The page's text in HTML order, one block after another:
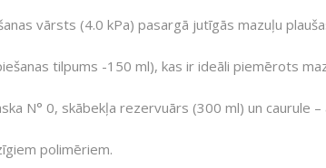
vārsts (4.0 kPa) pasargā jutīgās mazuļu
tilpums -150 ml), kas ir ideāli piemērots
N° 0, skābekļa rezervuārs (300 ml) un caurule
polimēriem.